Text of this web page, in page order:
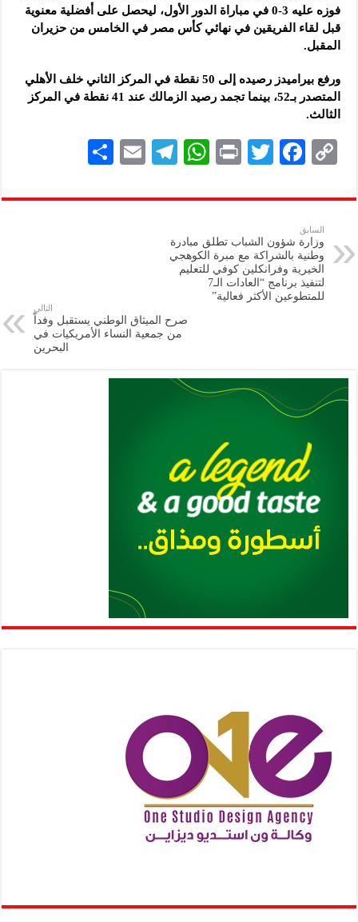
فوزه عليه 3-0 في مباراة الدور الأول، ليحصل على أفضلية معنوية
قبل لقاء الفريقين في نهائي كأس مصر في الخامس من حزيران
المقبل.
ورفع بيراميدز رصيده إلى 50 نقطة في المركز الثاني خلف الأهلي
المتصدر بـ52، بينما تجمد رصيد الزمالك عند 41 نقطة في المركز
الثالث.
C
p
y
Li
n
k
F
eb
k
T
tt
P
nt
W
at
A
p
Te
gr
E
ai
ar
السابق
وزارة شؤون الشباب تطلق مبادرة
وطنية بالشراكة مع مبرة الكوهجي
الخيرية وفرانكلين كوفي للتعليم
لتنفيذ برنامج “العادات الـ7
للمتطوعين الأكثر فعالية”
التالي
صرح الميثاق الوطني يستقبل وفداً
من جمعية النساء الأمريكيات في
البحرين